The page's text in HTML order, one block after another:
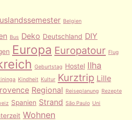
Belgien
Bus Deko Deutschland DIY
Europa Europatour Flug
Geburtstag Hostel Ilha
Kindheit Kultur Kurztrip Lille
Regional Reiseplanung Rezepte
Spanien Strand São Paulo Uni
Wohnen